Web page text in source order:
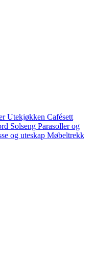
Utekjøkken Cafésett
Solseng Parasoller og
og uteskap Møbeltrekk